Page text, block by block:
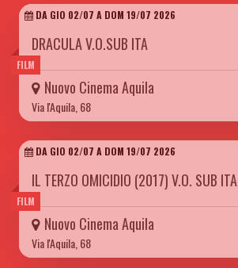
FILM
DA GIO 02/07 A DOM 19/07 2026
DRACULA V.O.SUB ITA
Nuovo Cinema Aquila
Via l'Aquila, 68
FILM
DA GIO 02/07 A DOM 19/07 2026
IL TERZO OMICIDIO (2017) V.O. SUB ITA
Nuovo Cinema Aquila
Via l'Aquila, 68